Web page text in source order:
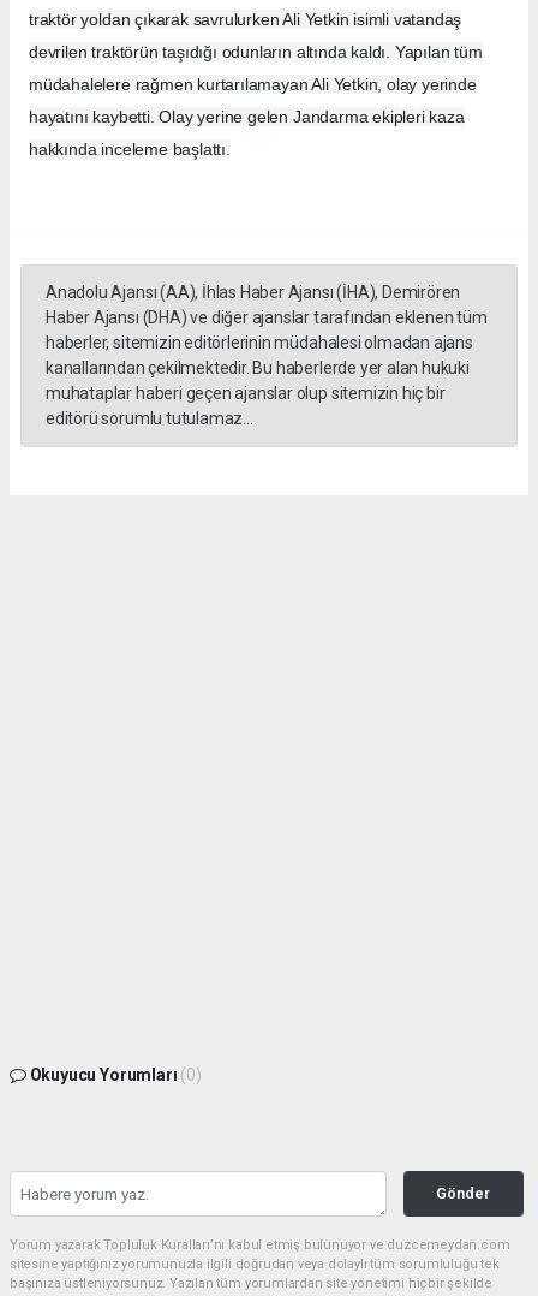
traktör yoldan çıkarak savrulurken Ali Yetkin isimli vatandaş
devrilen traktörün taşıdığı odunların altında kaldı. Yapılan tüm
müdahalelere rağmen kurtarılamayan Ali Yetkin, olay yerinde
hayatını kaybetti. Olay yerine gelen Jandarma ekipleri kaza
hakkında inceleme başlattı.
Anadolu Ajansı (AA), İhlas Haber Ajansı (İHA), Demirören
Haber Ajansı (DHA) ve diğer ajanslar tarafından eklenen tüm
haberler, sitemizin editörlerinin müdahalesi olmadan ajans
kanallarından çekilmektedir. Bu haberlerde yer alan hukuki
muhataplar haberi geçen ajanslar olup sitemizin hiç bir
editörü sorumlu tutulamaz...
Okuyucu Yorumları (0)
Gönder
Yorum yazarak Topluluk Kuralları’nı kabul etmiş bulunuyor ve duzcemeydan.com
sitesine yaptığınız yorumunuzla ilgili doğrudan veya dolaylı tüm sorumluluğu tek
başınıza üstleniyorsunuz. Yazılan tüm yorumlardan site yönetimi hiçbir şekilde